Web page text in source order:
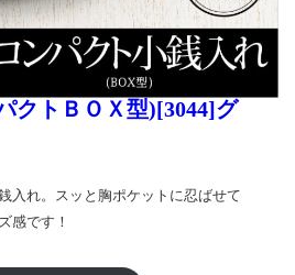
クトＢＯＸ型)[3044]グ
入れ。スッと胸ポケットに忍ばせて
感です！